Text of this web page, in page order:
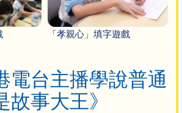
「孝親心」填字遊戲
電台主播學說普通
故事大王》